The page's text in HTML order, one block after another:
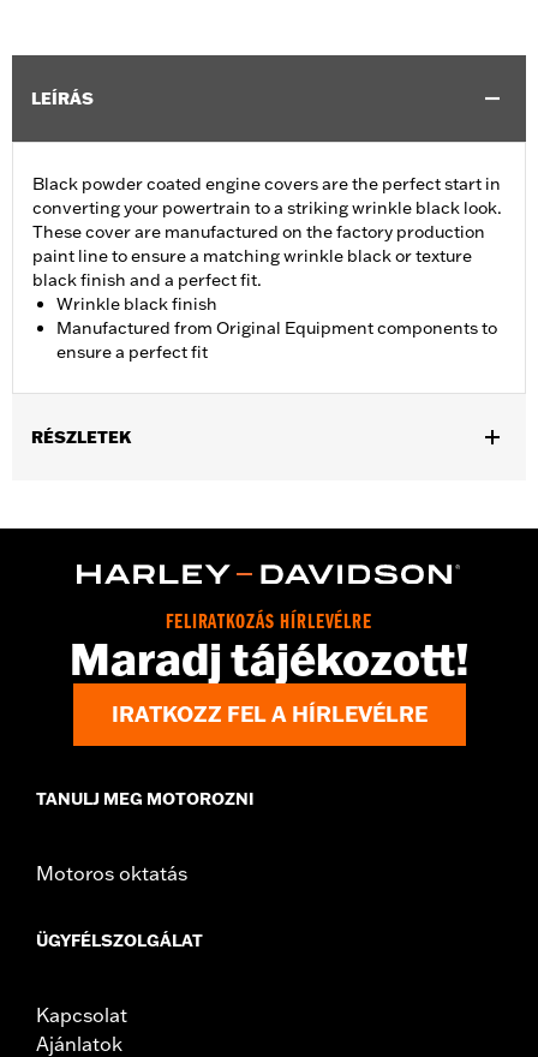
LEÍRÁS
Black powder coated engine covers are the perfect start in
converting your powertrain to a striking wrinkle black look.
These cover are manufactured on the factory production
paint line to ensure a matching wrinkle black or texture
black finish and a perfect fit.
Wrinkle black finish
Manufactured from Original Equipment components to
ensure a perfect fit
RÉSZLETEK
In the Box: Cam Cover Only
Removing and installing engine covers may require
purchase of new gaskets. See dealer for information.
FELIRATKOZÁS HÍRLEVÉLRE
Maradj tájékozott!
IRATKOZZ FEL A HÍRLEVÉLRE
TANULJ MEG MOTOROZNI
Motoros oktatás
ÜGYFÉLSZOLGÁLAT
Kapcsolat
Ajánlatok